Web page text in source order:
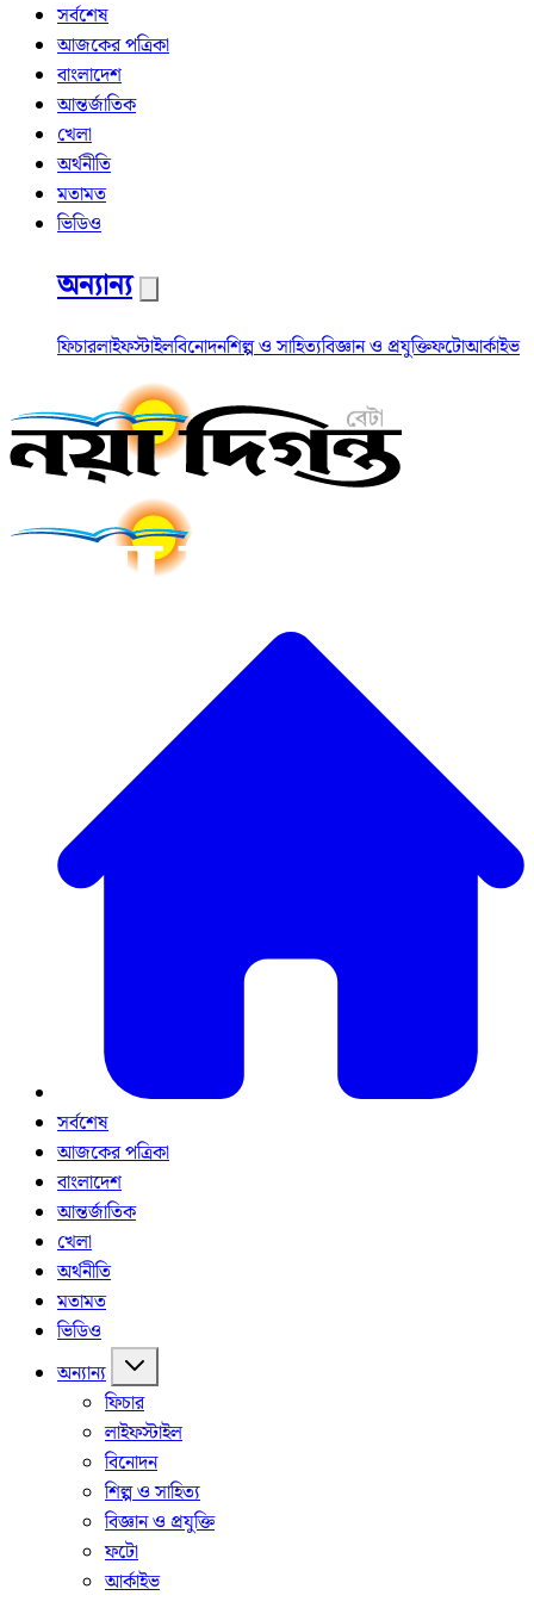
সর্বশেষ
আজকের পত্রিকা
বাংলাদেশ
আন্তর্জাতিক
খেলা
অর্থনীতি
মতামত
ভিডিও
অন্যান্য
ফিচারলাইফস্টাইলবিনোদনশিল্প ও সাহিত্যবিজ্ঞান ও প্রযুক্তিফটোআর্কাইভ
সর্বশেষ
আজকের পত্রিকা
বাংলাদেশ
আন্তর্জাতিক
খেলা
অর্থনীতি
মতামত
ভিডিও
অন্যান্য
ফিচার
লাইফস্টাইল
বিনোদন
শিল্প ও সাহিত্য
বিজ্ঞান ও প্রযুক্তি
ফটো
আর্কাইভ